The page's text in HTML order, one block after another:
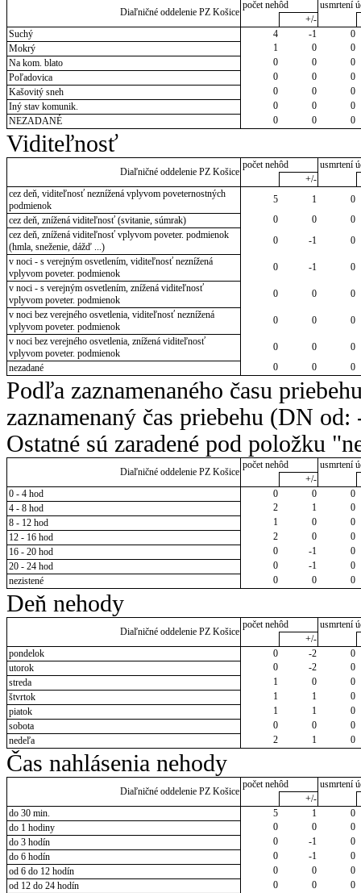
Diaľničné oddelenie PZ Košice
počet nehôd
usmrtení
+/-
Suchý
4 -1
0
Mokrý
1 0
0
Na kom. blato
0 0
0
Poľadovica
0 0
0
Kašovitý sneh
0 0
0
Iný stav komunik.
0 0
0
NEZADANÉ
0 0 0
Viditeľnosť
Diaľničné oddelenie PZ Košice
počet nehôd
usmrtení
+/-
cez deň, viditeľnosť neznížená vplyvom poveternostných
podmienok
5 1
0
cez deň, znížená viditeľnosť (svitanie, súmrak)
0 0
0
cez deň, znížená viditeľnosť vplyvom poveter. podmienok
(hmla, sneženie, dážď ...)
0 -1
0
v noci - s verejným osvetlením, viditeľnosť neznížená
vplyvom poveter. podmienok
0 -1
0
v noci - s verejným osvetlením, znížená viditeľnosť
vplyvom poveter. podmienok
0 0
0
v noci bez verejného osvetlenia, viditeľnosť neznížená
vplyvom poveter. podmienok
0 0
0
v noci bez verejného osvetlenia, znížená viditeľnosť
vplyvom poveter. podmienok
0 0
0
nezadané
0 0 0
Podľa zaznamenaného času
zaznamenaný čas priebehu (DN
Ostatné sú zaradené pod položku
Diaľničné oddelenie PZ Košice
počet nehôd
usmrtení
+/-
0 - 4 hod
0 0
0
4 - 8 hod
2 1
0
8 - 12 hod
1 0
0
12 - 16 hod
2 0
0
16 - 20 hod
0 -1
0
20 - 24 hod
0 -1
0
nezistené
0 0 0
Deň nehody
Diaľničné oddelenie PZ Košice
počet nehôd
usmrtení
+/-
pondelok
0 -2
0
utorok
0 -2
0
streda
1 0
0
štvrtok
1 1
0
piatok
1 1
0
sobota
0 0
0
nedeľa
2 1 0
Čas nahlásenia nehody
Diaľničné oddelenie PZ Košice
počet nehôd
usmrtení
+/-
do 30 min.
5 1
0
do 1 hodiny
0 0
0
do 3 hodín
0 -1
0
do 6 hodín
0 -1
0
od 6 do 12 hodín
0 0
0
od 12 do 24 hodín
0 0
0